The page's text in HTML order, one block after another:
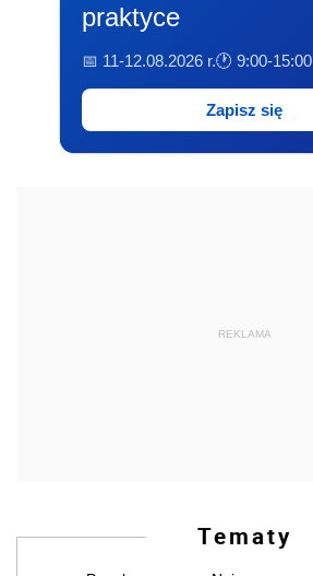
praktyce
📅 11-12.08.2026 r.🕐 9:00-15:00
Zapisz się
REKLAMA
Tematy